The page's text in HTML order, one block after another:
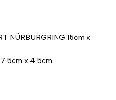
NÜRBURGRING 15cm x
7.5cm x 4.5cm